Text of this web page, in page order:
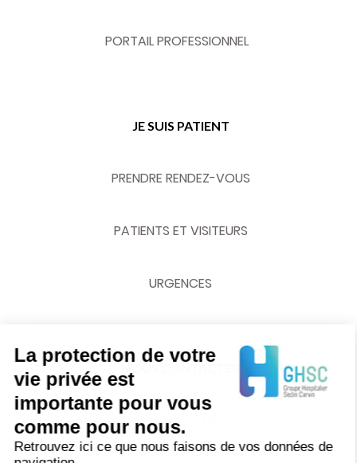
PORTAIL PROFESSIONNEL
JE SUIS PATIENT
PRENDRE RENDEZ-VOUS
PATIENTS ET VISITEURS
URGENCES
03 20 62 70 00
La protection de votre
vie privée est
importante pour vous
comme pour nous.
Retrouvez ici ce que nous faisons de vos données de